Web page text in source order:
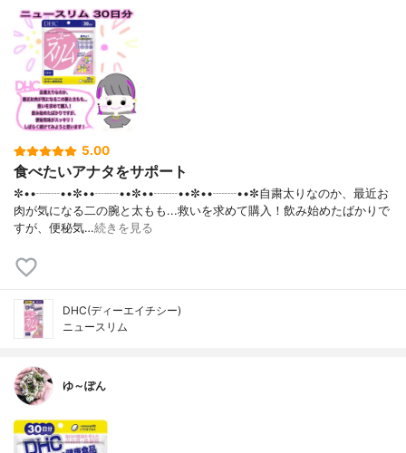
5.00
食べたいアナタをサポート
✼••┈┈••✼••┈┈••✼••┈┈••✼••┈┈••✼自粛太りなのか、最近お
肉が気になる二の腕と太もも...救いを求めて購入！飲み始めたばかりで
すが、便秘気…続きを見る
DHC(ディーエイチシー)
ニュースリム
ゆ～ぽん